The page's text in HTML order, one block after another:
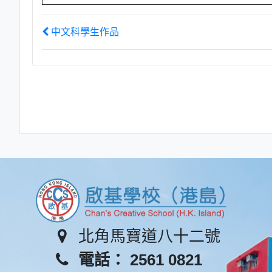
中文科學生作品
北角馬寶道八十二號
電話： 2561 0821